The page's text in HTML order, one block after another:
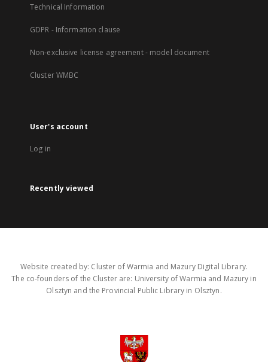
Technical Information
GDPR - Information clause
Non-exclusive license agreement - model document
Cluster WMBC
User's account
Log in
Recently viewed
Website created by: Cluster of Warmia and Mazury Digital Library.
The co-founders of the Cluster are: University of Warmia and Mazury in
Olsztyn and the Provincial Public Library in Olsztyn.